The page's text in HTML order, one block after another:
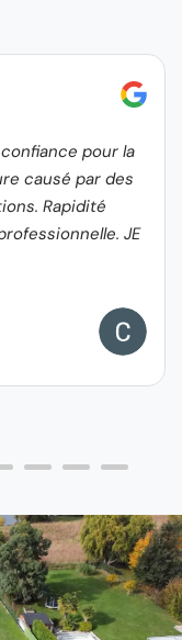
pour la
causé par des
Rapidité
JE